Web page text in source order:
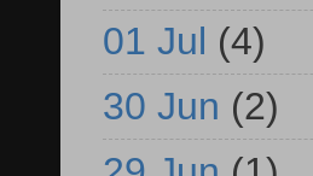
01 Jul (4)
30 Jun (2)